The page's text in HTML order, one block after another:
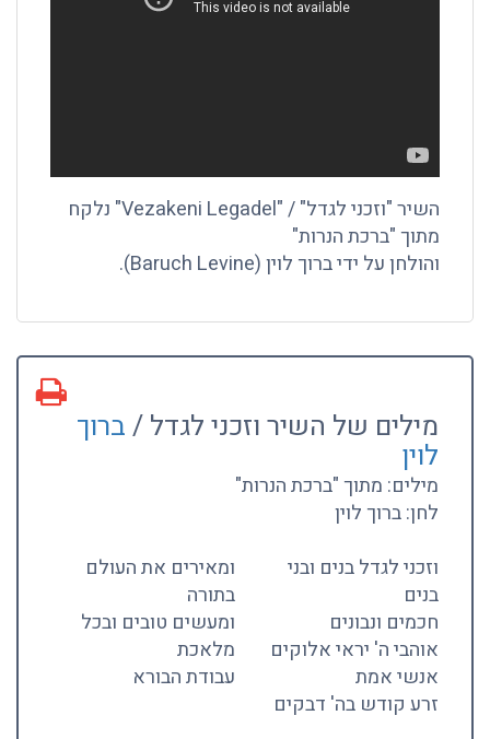
השיר "וזכני לגדל" / "Vezakeni Legadel" נלקח
מתוך "ברכת הנרות"
והולחן על ידי ברוך לוין (Baruch Levine).
מילים של השיר וזכני לגדל /ברוך
לוין
מילים: מתוך "ברכת הנרות"
לחן: ברוך לוין
וזכני לגדל בנים ובני
בנים
חכמים ונבונים
אוהבי ה' יראי אלוקים
אנשי אמת
זרע קודש בה' דבקים
ומאירים את העולם
בתורה
ומעשים טובים ובכל
מלאכת
עבודת הבורא